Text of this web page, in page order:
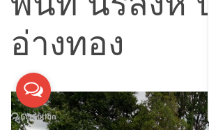
อ่างทอง